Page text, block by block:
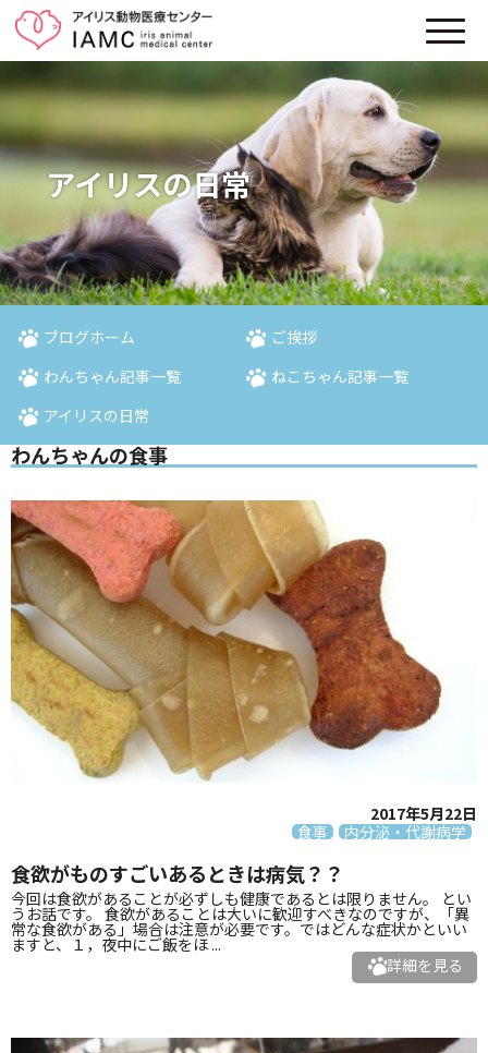
アイリスの日常
ブログホーム
ご挨拶
わんちゃん記事一覧
ねこちゃん記事一覧
アイリスの日常
わんちゃんの食事
2017年5月22日
食事
内分泌・代謝病学
食欲がものすごいあるときは病気？？
今回は食欲があることが必ずしも健康であるとは限りません。 とい
うお話です。 食欲があることは大いに歓迎すべきなのですが、「異
常な食欲がある」場合は注意が必要です。ではどんな症状かといい
ますと、１，夜中にご飯をほ ...
詳細を見る